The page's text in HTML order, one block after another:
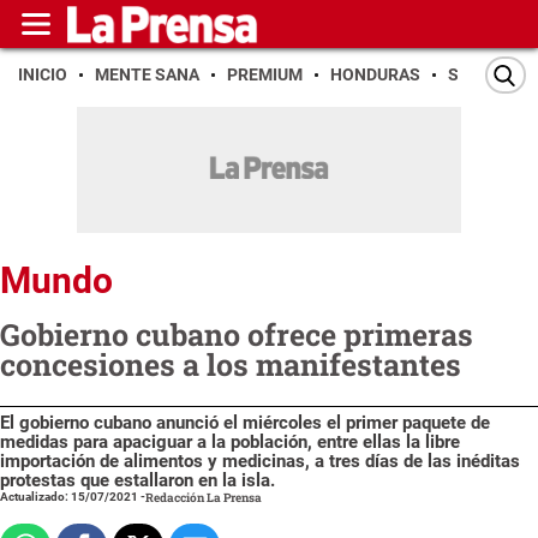
INICIO MENTE SANA PREMIUM HONDURAS SAN PEDRO
Mundo
Gobierno cubano ofrece primeras
concesiones a los manifestantes
El gobierno cubano anunció el miércoles el primer paquete de
medidas para apaciguar a la población, entre ellas la libre
importación de alimentos y medicinas, a tres días de las inéditas
protestas que estallaron en la isla.
Actualizado: 15/07/2021 -Redacción La Prensa